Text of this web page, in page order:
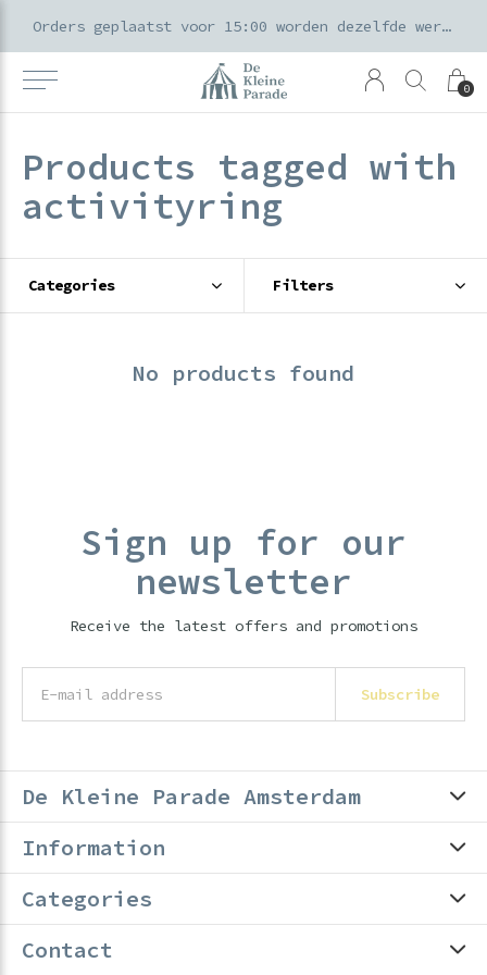
0
Orders geplaatst voor 15:00 worden dezelfde werkdag verzonden
Products tagged with
activityring
Categories Filters
No products found
Sign up for our
newsletter
Receive the latest offers and promotions
Subscribe
De Kleine Parade Amsterdam
Information
Categories
Contact